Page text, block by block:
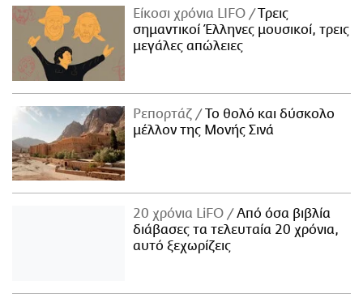
Είκοσι χρόνια LIFO
Tρεις
σημαντικοί Έλληνες μουσικοί, τρεις
μεγάλες απώλειες
Ρεπορτάζ
Το θολό και δύσκολο
μέλλον της Μονής Σινά
20 χρόνια LiFO
Από όσα βιβλία
διάβασες τα τελευταία 20 χρόνια,
αυτό ξεχωρίζεις